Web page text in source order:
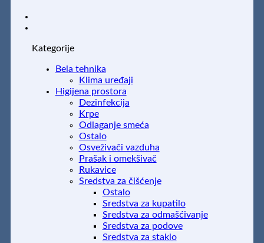
Kategorije
Bela tehnika
Klima uređaji
Higijena prostora
Dezinfekcija
Krpe
Odlaganje smeća
Ostalo
Osveživači vazduha
Prašak i omekšivač
Rukavice
Sredstva za čišćenje
Ostalo
Sredstva za kupatilo
Sredstva za odmašćivanje
Sredstva za podove
Sredstva za staklo